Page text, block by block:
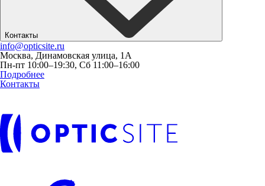
Контакты
info@opticsite.ru
Москва, Динамовская улица, 1А
Пн-пт 10:00–19:30, Сб 11:00–16:00
Подробнее
Контакты